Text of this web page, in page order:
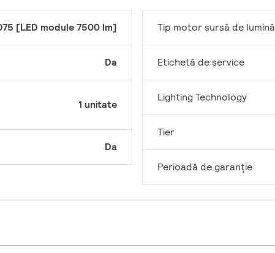
[LED module 7500 lm]
Da
1 unitate
Da
Tip motor sursă de lumină
Etichetă de service
Lighting Technology
Tier
Perioadă de garanţie